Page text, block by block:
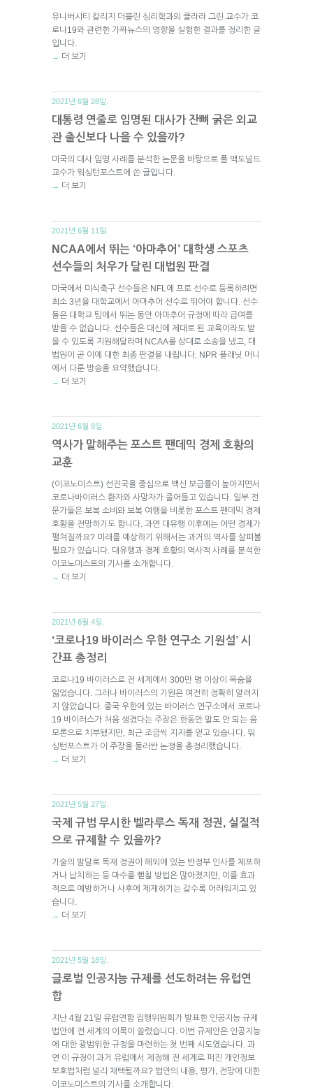
유니버시티 칼리지 더블린 심리학과의 클라라 그린 교수가 코
로나19와 관련한 가짜뉴스의 영향을 실험한 결과를 정리한 글
입니다.
→ 더 보기
2021년 6월 28일.
대통령 연줄로 임명된 대사가 잔뼈 굵은 외교
관 출신보다 나을 수 있을까?
미국의 대사 임명 사례를 분석한 논문을 바탕으로 폴 맥도널드
교수가 워싱턴포스트에 쓴 글입니다.
→ 더 보기
2021년 6월 11일.
NCAA에서 뛰는 ‘아마추어’ 대학생 스포츠
선수들의 처우가 달린 대법원 판결
미국에서 미식축구 선수들은 NFL에 프로 선수로 등록하려면
최소 3년을 대학교에서 아마추어 선수로 뛰어야 합니다. 선수
들은 대학교 팀에서 뛰는 동안 아마추어 규정에 따라 급여를
받을 수 없습니다. 선수들은 대신에 제대로 된 교육이라도 받
을 수 있도록 지원해달라며 NCAA를 상대로 소송을 냈고, 대
법원이 곧 이에 대한 최종 판결을 내립니다. NPR 플래닛 머니
에서 다룬 방송을 요약했습니다.
→ 더 보기
2021년 6월 8일.
역사가 말해주는 포스트 팬데믹 경제 호황의
교훈
(이코노미스트) 선진국을 중심으로 백신 보급률이 높아지면서
코로나바이러스 환자와 사망자가 줄어들고 있습니다. 일부 전
문가들은 보복 소비와 보복 여행을 비롯한 포스트 팬데믹 경제
호황을 전망하기도 합니다. 과연 대유행 이후에는 어떤 경제가
펼쳐질까요? 미래를 예상하기 위해서는 과거의 역사를 살펴볼
필요가 있습니다. 대유행과 경제 호황의 역사적 사례를 분석한
이코노미스트의 기사를 소개합니다.
→ 더 보기
2021년 6월 4일.
‘코로나19 바이러스 우한 연구소 기원설’ 시
간표 총정리
코로나19 바이러스로 전 세계에서 300만 명 이상이 목숨을
잃었습니다. 그러나 바이러스의 기원은 여전히 정확히 알려지
지 않았습니다. 중국 우한에 있는 바이러스 연구소에서 코로나
19 바이러스가 처음 생겼다는 주장은 한동안 말도 안 되는 음
모론으로 치부됐지만, 최근 조금씩 지지를 얻고 있습니다. 워
싱턴포스트가 이 주장을 둘러싼 논쟁을 총정리했습니다.
→ 더 보기
2021년 5월 27일.
국제 규범 무시한 벨라루스 독재 정권, 실질적
으로 규제할 수 있을까?
기술의 발달로 독재 정권이 해외에 있는 반정부 인사를 체포하
거나 납치하는 등 마수를 뻗칠 방법은 많아졌지만, 이를 효과
적으로 예방하거나 사후에 제재하기는 갈수록 어려워지고 있
습니다.
→ 더 보기
2021년 5월 18일.
글로벌 인공지능 규제를 선도하려는 유럽연
합
지난 4월 21일 유럽연합 집행위원회가 발표한 인공지능 규제
법안에 전 세계의 이목이 쏠렸습니다. 이번 규제안은 인공지능
에 대한 광범위한 규정을 마련하는 첫 번째 시도였습니다. 과
연 이 규정이 과거 유럽에서 제정해 전 세계로 퍼진 개인정보
보호법처럼 널리 채택될까요? 법안의 내용, 평가, 전망에 대한
이코노미스트의 기사를 소개합니다.